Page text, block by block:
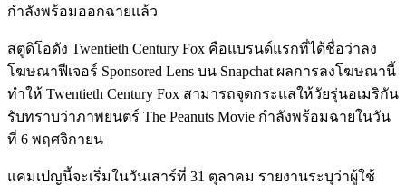
กำลังพร้อมออกฉายแล้ว
สตูดิโอดัง Twentieth Century Fox คือแบรนด์แรกที่ได้ชื่อว่าลง
โฆษณาฟีเจอร์ Sponsored Lens บน Snapchat ผลการลงโฆษณานี้
ทำให้ Twentieth Century Fox สามารถจุดกระแสให้วัยรุ่นอเมริกัน
รับทราบว่าภาพยนตร์ The Peanuts Movie กำลังพร้อมฉายในวัน
ที่ 6 พฤศจิกายน
แคมเปญนี้จะเริ่มในวันเสาร์ที่ 31 ตุลาคม รายงานระบุว่าผู้ใช้